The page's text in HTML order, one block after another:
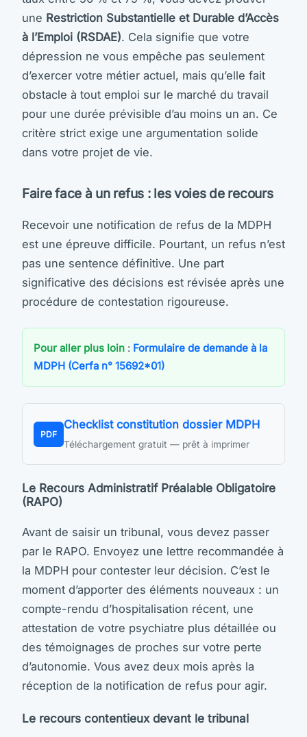
une Restriction Substantielle et Durable d’Accès
à l’Emploi (RSDAE). Cela signifie que votre
dépression ne vous empêche pas seulement
d’exercer votre métier actuel, mais qu’elle fait
obstacle à tout emploi sur le marché du travail
pour une durée prévisible d’au moins un an. Ce
critère strict exige une argumentation solide
dans votre projet de vie.
Faire face à un refus : les voies de recours
Recevoir une notification de refus de la MDPH
est une épreuve difficile. Pourtant, un refus n’est
pas une sentence définitive. Une part
significative des décisions est révisée après une
procédure de contestation rigoureuse.
Pour aller plus loin : Formulaire de demande à la
MDPH (Cerfa n° 15692*01)
PDF
Checklist constitution dossier MDPH
Téléchargement gratuit — prêt à imprimer
Le Recours Administratif Préalable Obligatoire
(RAPO)
Avant de saisir un tribunal, vous devez passer
par le RAPO. Envoyez une lettre recommandée à
la MDPH pour contester leur décision. C’est le
moment d’apporter des éléments nouveaux : un
compte-rendu d’hospitalisation récent, une
attestation de votre psychiatre plus détaillée ou
des témoignages de proches sur votre perte
d’autonomie. Vous avez deux mois après la
réception de la notification de refus pour agir.
Le recours contentieux devant le tribunal